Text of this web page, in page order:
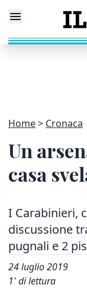
Home Cronaca
Un
casa
I Carabinieri,
discussione
pugnali e 2
24 luglio 2019
1' di lettura